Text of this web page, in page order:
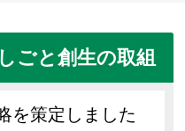
ごと創生の取組
を策定しました